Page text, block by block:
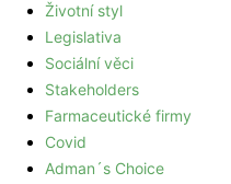
Životní styl
Legislativa
Sociální věci
Stakeholders
Farmaceutické firmy
Covid
Adman´s Choice